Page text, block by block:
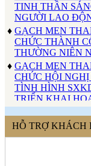
NGƯỜI LAO
GẠCH MEN
CHỨC THÀNH
THƯỜNG NIÊN
GẠCH MEN
CHỨC HỘI
TÌNH HÌNH
TRIỂN KHAI
NĂM 2018 (2018-01-
MEN THANH
THÀNH CÔNG
GẠCH MEN
HỖ TRỢ KHÁCH